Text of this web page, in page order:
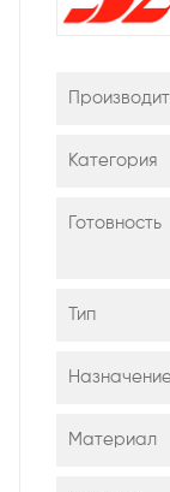
Категория
Готовность
Тип
Материал